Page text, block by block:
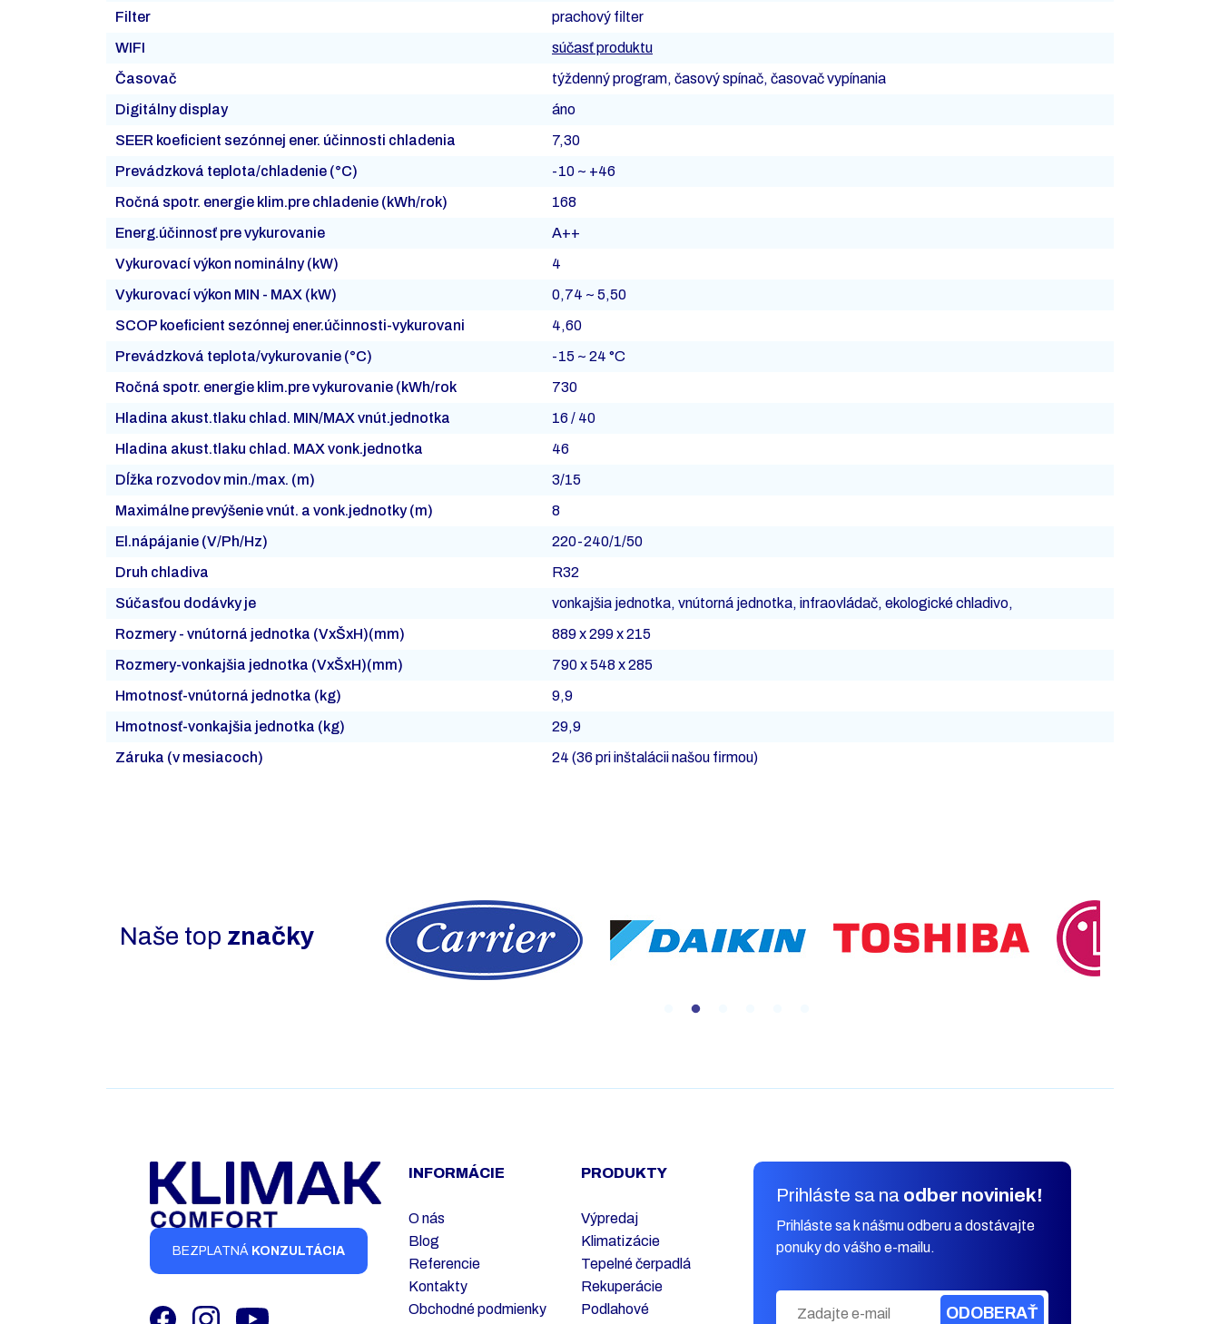
Filter
prachový filter
WIFI
súčasť produktu
Časovač
týždenný program, časový spínač, časovač vypínania
Digitálny display
áno
SEER koeficient sezónnej ener. účinnosti chladenia
7,30
Prevádzková teplota/chladenie (°C)
-10 ~ +46
Ročná spotr. energie klim.pre chladenie (kWh/rok)
168
Energ.účinnosť pre vykurovanie
A++
Vykurovací výkon nominálny (kW)
4
Vykurovací výkon MIN - MAX (kW)
0,74 ~ 5,50
SCOP koeficient sezónnej ener.účinnosti-vykurovani
4,60
Prevádzková teplota/vykurovanie (°C)
-15 ~ 24 °C
Ročná spotr. energie klim.pre vykurovanie (kWh/rok
730
Hladina akust.tlaku chlad. MIN/MAX vnút.jednotka
16 / 40
Hladina akust.tlaku chlad. MAX vonk.jednotka
46
Dĺžka rozvodov min./max. (m)
3/15
Maximálne prevýšenie vnút. a vonk.jednotky (m)
8
El.nápájanie (V/Ph/Hz)
220-240/1/50
Druh chladiva
R32
Súčasťou dodávky je
vonkajšia jednotka, vnútorná jednotka, infraovládač, ekologické chladivo,
Rozmery - vnútorná jednotka (VxŠxH)(mm)
889 x 299 x 215
Rozmery-vonkajšia jednotka (VxŠxH)(mm)
790 x 548 x 285
Hmotnosť-vnútorná jednotka (kg)
9,9
Hmotnosť-vonkajšia jednotka (kg)
29,9
Záruka (v mesiacoch)
24 (36 pri inštalácii našou firmou)
Naše top značky
BEZPLATNÁ KONZULTÁCIA
INFORMÁCIE
O nás
Blog
Referencie
Kontakty
Obchodné podmienky
PRODUKTY
Výpredaj
Klimatizácie
Tepelné čerpadlá
Rekuperácie
Podlahové
Prihláste sa na odber noviniek!
Prihláste sa k nášmu odberu a dostávajte
ponuky do vášho e-mailu.
ODOBERAŤ